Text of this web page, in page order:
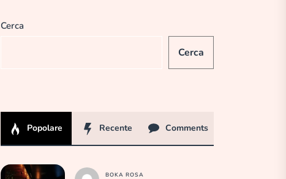
Cerca
Cerca
Popolare Recente Comments
BOKA ROSA